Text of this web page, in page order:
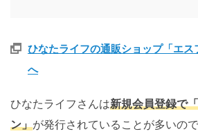
ひなたライフの通販ショップ「エ
へ
ひなたライフさんは新規会員登録で
ン」が発行されていることが多いの